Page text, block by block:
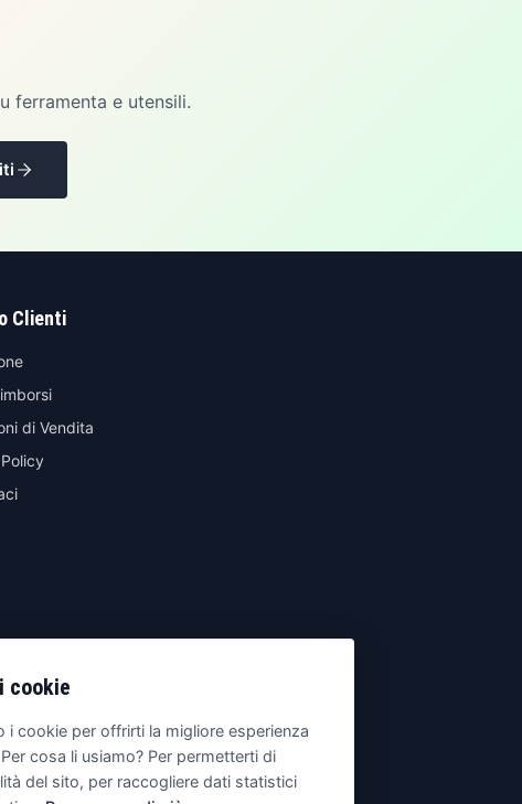
ferramenta e utensili.
Clienti
di Vendita
cookie
i cookie per offrirti la migliore esperienza
cosa li usiamo? Per permetterti di
del sito, per raccogliere dati statistici